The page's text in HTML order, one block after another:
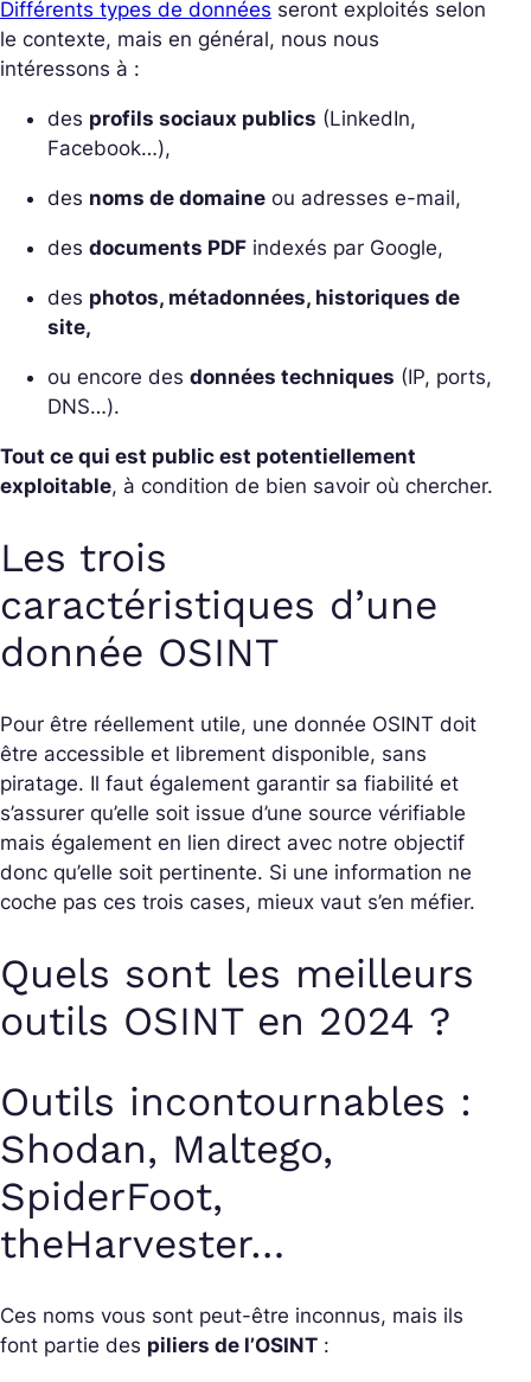
Différents types de données seront exploités selon
le contexte, mais en général, nous nous
intéressons à :
des profils sociaux publics (LinkedIn,
Facebook…),
des noms de domaine ou adresses e-mail,
des documents PDF indexés par Google,
des photos, métadonnées, historiques de
site,
ou encore des données techniques (IP, ports,
DNS…).
Tout ce qui est public est potentiellement
exploitable, à condition de bien savoir où chercher.
Les trois
caractéristiques d’une
donnée OSINT
Pour être réellement utile, une donnée OSINT doit
être accessible et librement disponible, sans
piratage. Il faut également garantir sa fiabilité et
s’assurer qu’elle soit issue d’une source vérifiable
mais également en lien direct avec notre objectif
donc qu’elle soit pertinente. Si une information ne
coche pas ces trois cases, mieux vaut s’en méfier.
Quels sont les meilleurs
outils OSINT en 2024 ?
Outils incontournables :
Shodan, Maltego,
SpiderFoot,
theHarvester…
Ces noms vous sont peut-être inconnus, mais ils
font partie des piliers de l’OSINT :